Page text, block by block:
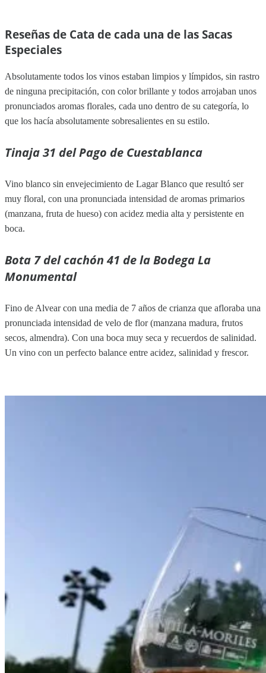
Reseñas de Cata de cada una de las Sacas
Especiales
Absolutamente todos los vinos estaban limpios y límpidos, sin rastro
de ninguna precipitación, con color brillante y todos arrojaban unos
pronunciados aromas florales, cada uno dentro de su categoría, lo
que los hacía absolutamente sobresalientes en su estilo.
Tinaja 31 del Pago de Cuestablanca
Vino blanco sin envejecimiento de Lagar Blanco que resultó ser
muy floral, con una pronunciada intensidad de aromas primarios
(manzana, fruta de hueso) con acidez media alta y persistente en
boca.
Bota 7 del cachón 41 de la Bodega La
Monumental
Fino de Alvear con una media de 7 años de crianza que afloraba una
pronunciada intensidad de velo de flor (manzana madura, frutos
secos, almendra). Con una boca muy seca y recuerdos de salinidad.
Un vino con un perfecto balance entre acidez, salinidad y frescor.